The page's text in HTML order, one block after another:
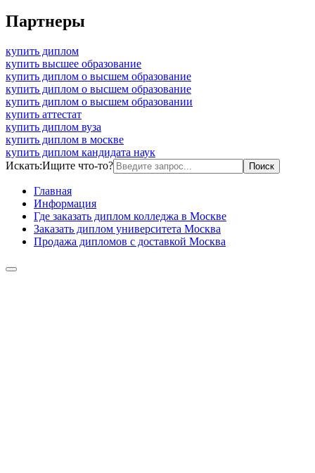
Партнеры
купить диплом
купить высшее образование
купить диплом о высшем образование
купить диплом о высшем образование
купить диплом о высшем образовании
купить аттестат
купить диплом вуза
купить диплом в москве
купить диплом кандидата наук
Искать:Ищите что-то?
Главная
Информация
Где заказать диплом колледжа в Москве
Заказать диплом университета Москва
Продажа дипломов с доставкой Москва